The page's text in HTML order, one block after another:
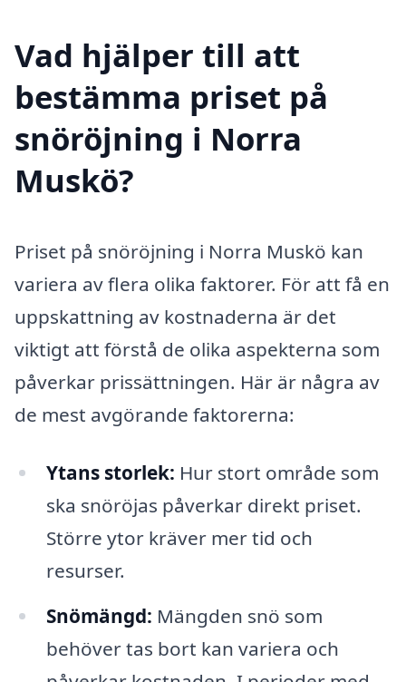
Vad hjälper till att
bestämma priset på
snöröjning i Norra
Muskö?
Priset på snöröjning i Norra Muskö kan
variera av flera olika faktorer. För att få en
uppskattning av kostnaderna är det
viktigt att förstå de olika aspekterna som
påverkar prissättningen. Här är några av
de mest avgörande faktorerna:
Ytans storlek: Hur stort område som
ska snöröjas påverkar direkt priset.
Större ytor kräver mer tid och
resurser.
Snömängd: Mängden snö som
behöver tas bort kan variera och